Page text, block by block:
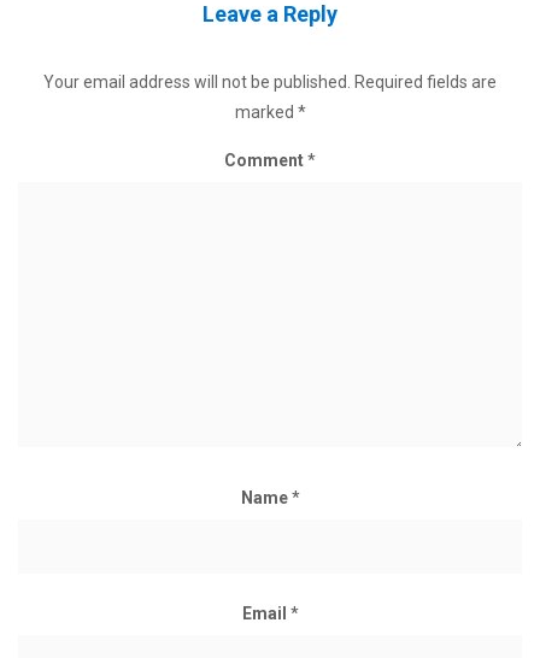
Leave a Reply
Your email address will not be published. Required fields are
marked *
Comment*
Name*
Email *